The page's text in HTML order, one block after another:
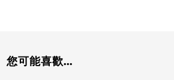
您可能喜歡...